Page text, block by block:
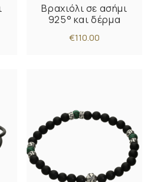
Βραχιόλι σε ασήμι
925° και δέρμα
€110.00